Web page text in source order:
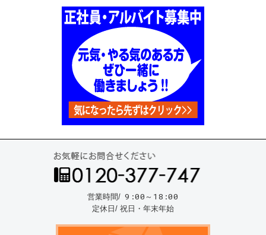
営業時間/ 9:00～18:00
定休日/ 祝日・年末年始